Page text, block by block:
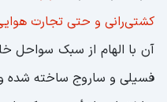
کشتی‌رانی و حتی تجارت
آن با الهام از سبک
فسیلی و ساروج ساخته شده